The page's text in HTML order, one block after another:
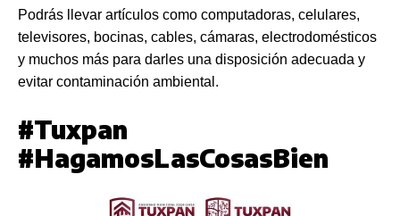
Podrás llevar artículos como computadoras, celulares,
televisores, bocinas, cables, cámaras, electrodomésticos
y muchos más para darles una disposición adecuada y
evitar contaminación ambiental.
#Tuxpan
#HagamosLasCosasBien